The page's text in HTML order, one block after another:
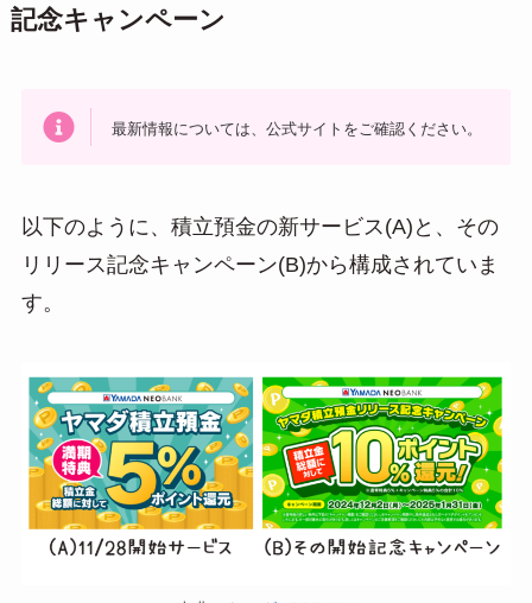
記念キャンペーン
最新情報については、公式サイトをご確認ください。
以下のように、積立預金の新サービス(A)と、その
リリース記念キャンペーン(B)から構成されていま
す。